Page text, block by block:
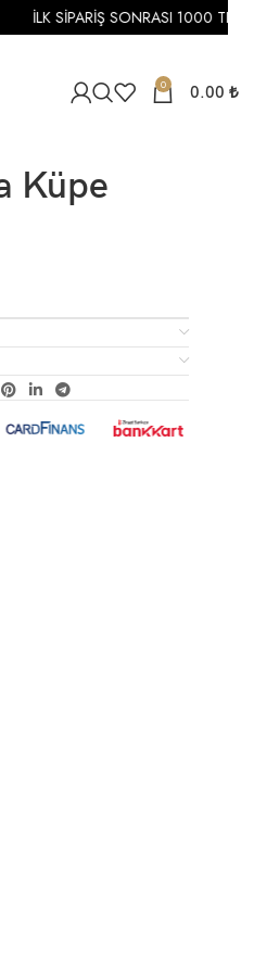
0 0.00 ₺
Küpe
İLK SİPARİŞ SONRASI 1000 TL